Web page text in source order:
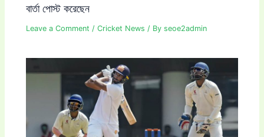
বার্তা পোস্ট করেছেন
Leave a Comment /Cricket News / Byseoe2admin